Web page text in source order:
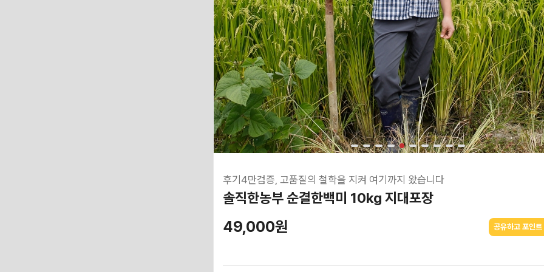
후기4만검증, 고품질의 철학을 지켜 여기까지 왔습니다
솔직한농부 순결한백미 10kg 지대포장
49,000원 공유하고 포인